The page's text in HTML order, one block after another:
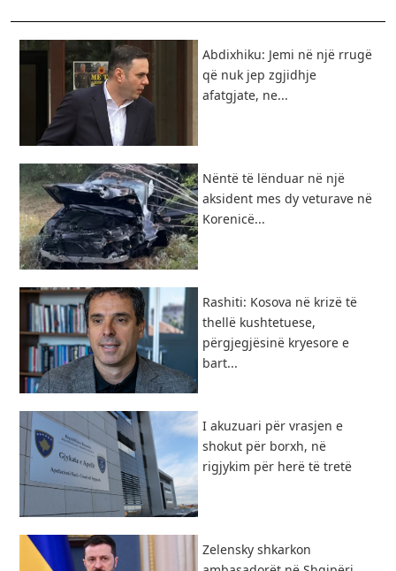
Abdixhiku: Jemi në një rrugë
që nuk jep zgjidhje
afatgjate, ne...
Nëntë të lënduar në një
aksident mes dy veturave në
Korenicë...
Rashiti: Kosova në krizë të
thellë kushtetuese,
përgjegjësinë kryesore e
bart...
I akuzuari për vrasjen e
shokut për borxh, në
rigjykim për herë të tretë
Zelensky shkarkon